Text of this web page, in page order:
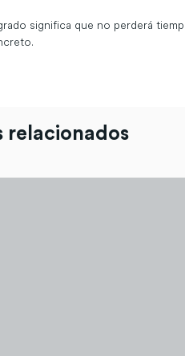
significa que no perderá
relacionados